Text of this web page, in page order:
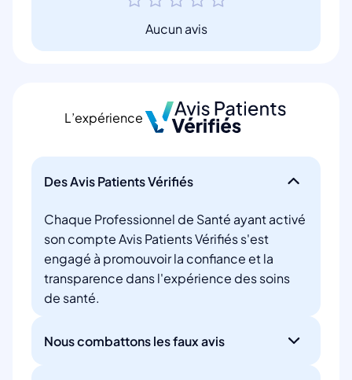
Aucun avis
L’expérience
Des Avis Patients Vérifiés
Chaque Professionnel de Santé ayant activé
son compte Avis Patients Vérifiés s'est
engagé à promouvoir la confiance et la
transparence dans l'expérience des soins
de santé.
Nous combattons les faux avis